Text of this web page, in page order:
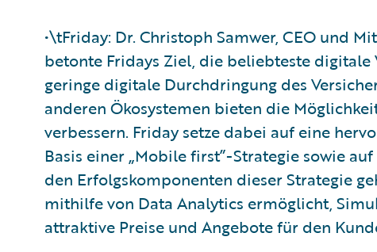
•\tFriday: Dr. Christoph Samwer, CEO und
betonte Fridays Ziel, die beliebteste digitale
geringe digitale Durchdringung des
anderen Ökosystemen bieten die
verbessern. Friday setze dabei auf eine
Basis einer „Mobile first”-Strategie sowie
den Erfolgskomponenten dieser Strategie
mithilfe von Data Analytics ermöglicht,
attraktive Preise und Angebote für den